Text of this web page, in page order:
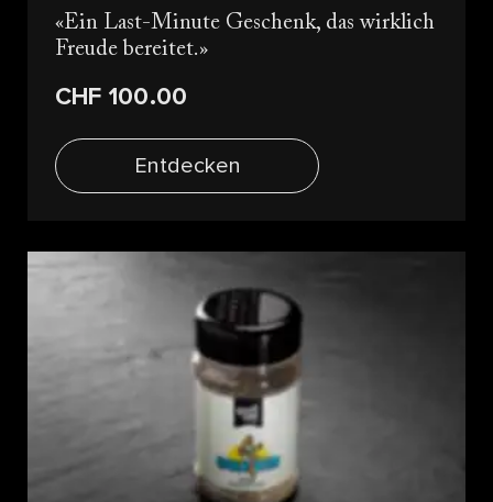
Ein Last-Minute Geschenk, das wirklich
Freude bereitet.
CHF 100.00
Entdecken